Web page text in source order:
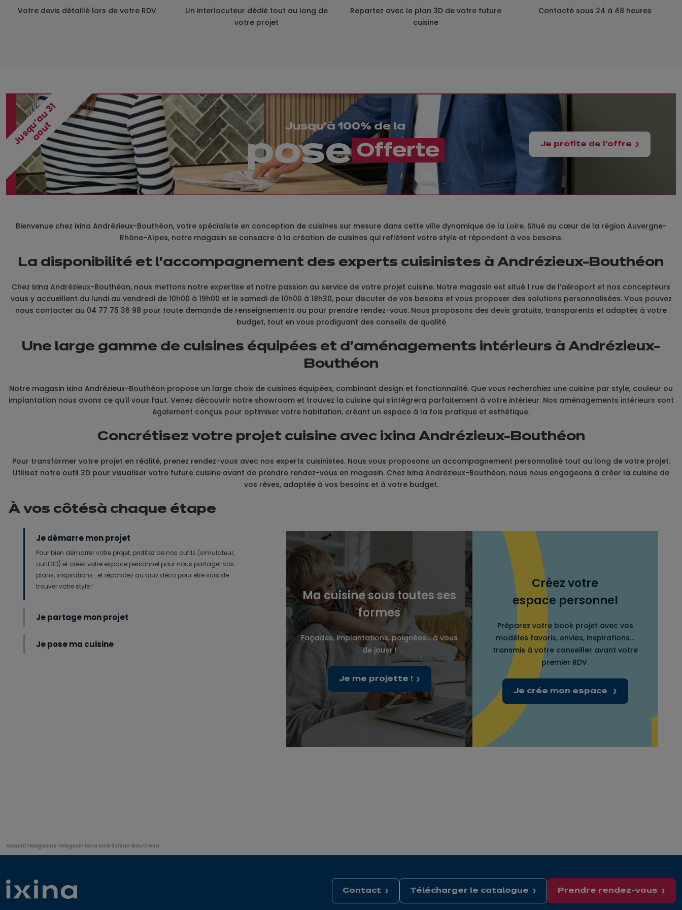
Votre devis détaillé lors de votre RDV
Un interlocuteur dédié tout au long de
votre projet
Repartez avec le plan 3D de votre future
cuisine
Contacté sous 24 à 48 heures
J
u
s
q
u
’
a
u
3
1
a
o
u
t Jusqu'à 100% de la
pose ​​Offerte Je profite de l'offre
Bienvenue chez ixina Andrézieux-Bouthéon, votre spécialiste en conception de cuisines sur mesure dans cette ville dynamique de la Loire. Situé au cœur de la région Auvergne-
Rhône-Alpes, notre magasin se consacre à la création de cuisines qui reflètent votre style et répondent à vos besoins.
La disponibilité et l’accompagnement des experts cuisinistes à Andrézieux-Bouthéon
Chez ixina Andrézieux-Bouthéon, nous mettons notre expertise et notre passion au service de votre projet cuisine. Notre magasin est situé 1 rue de l’aéroport et nos concepteurs
vous y accueillent du lundi au vendredi de 10h00 à 19h00 et le samedi de 10h00 à 18h30, pour discuter de vos besoins et vous proposer des solutions personnalisées. Vous pouvez
nous contacter au 04 77 75 36 98 pour toute demande de renseignements ou pour prendre rendez-vous. Nous proposons des devis gratuits, transparents et adaptés à votre
budget, tout en vous prodiguant des conseils de qualité
Une large gamme de cuisines équipées et d'aménagements intérieurs à Andrézieux-
Bouthéon
Notre magasin ixina Andrézieux-Bouthéon propose un large choix de cuisines équipées, combinant design et fonctionnalité. Que vous recherchiez une cuisine par style, couleur ou
implantation nous avons ce qu’il vous faut. Venez découvrir notre showroom et trouvez la cuisine qui s’intégrera parfaitement à votre intérieur. Nos aménagements intérieurs sont
également conçus pour optimiser votre habitation, créant un espace à la fois pratique et esthétique.
Concrétisez votre projet cuisine avec ixina Andrézieux-Bouthéon
Pour transformer votre projet en réalité, prenez rendez-vous avec nos experts cuisinistes. Nous vous proposons un accompagnement personnalisé tout au long de votre projet.
Utilisez notre outil 3D pour visualiser votre future cuisine avant de prendre rendez-vous en magasin. Chez ixina Andrézieux-Bouthéon, nous nous engageons à créer la cuisine de
vos rêves, adaptée à vos besoins et à votre budget.
À vos côtésà chaque étape
Je démarre mon projet
Pour bien démarrer votre projet, profitez de nos outils (simulateur,
outil 3D) et créez votre espace personnel pour nous partager vos
plans, inspirations… et répondez au quiz déco pour être sûrs de
trouver votre style !
Je partage mon projet
Je pose ma cuisine
Ma cuisine sous toutes ses
formes
Façades, implantations, poignées... à vous
de jouer !
Je me projette !
Créez votre
espace personnel
Préparez votre book projet avec vos
modèles favoris, envies, inspirations…
transmis à votre conseiller avant votre
premier RDV.
Je crée mon espace
Vous
êtes
Accueil Magasins Magasin ixina Andrézieux-Bouthéon
Contact Télécharger le catalogue Prendre rendez-vous